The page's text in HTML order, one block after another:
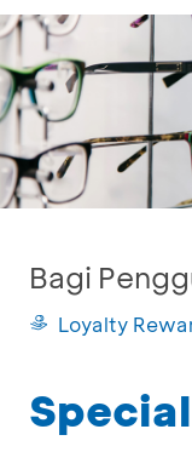
Bagi
Loyalty